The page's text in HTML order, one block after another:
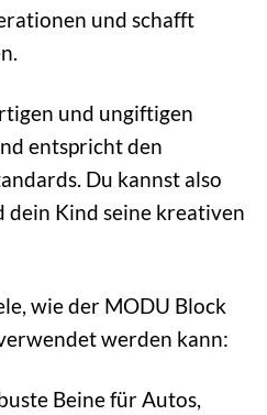
und schafft
und ungiftigen
entspricht den
Du kannst also
dein Kind seine kreativen
wie der MODU Block
werden kann:
Beine für Autos,